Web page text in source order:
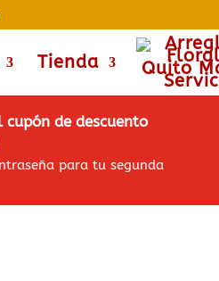
Tienda
de descuento
para tu segunda